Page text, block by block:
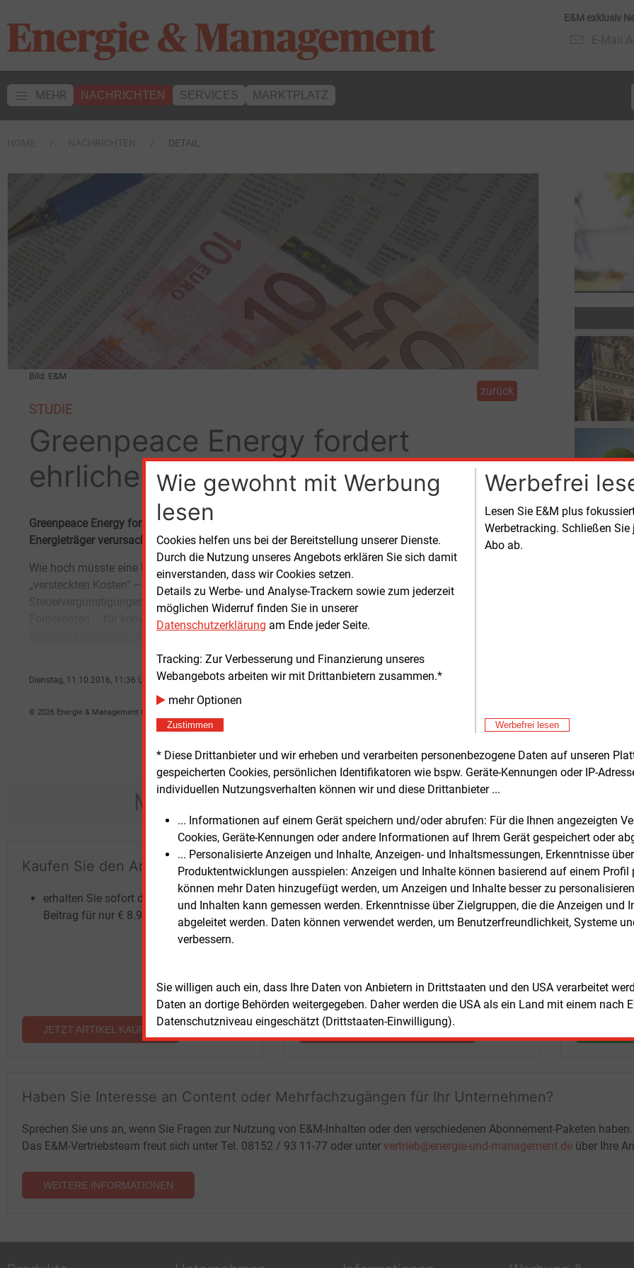
E&M exklusiv
MEHR NACHRICHTEN SERVICES MARKTPLATZ
DETAIL
Wie gewohnt mit Werbung
lesen
Cookies helfen uns bei der Bereitstellung unserer Dienste.
Durch die Nutzung unseres Angebots erklären Sie sich damit
einverstanden, dass wir Cookies setzen.
Details zu Werbe- und Analyse-Trackern sowie zum jederzeit
möglichen Widerruf finden Sie in unserer
Datenschutzerklärung am Ende jeder Seite.
Tracking: Zur Verbesserung und Finanzierung unseres
Webangebots arbeiten wir mit Drittanbietern zusammen.*
mehr Optionen
Zustimmen
Werbefrei
Lesen Sie E&M plus
Werbetracking. Schließen
Abo ab.
Werbefrei lesen
* Diese Drittanbieter und wir erheben und verarbeiten personenbezogene Daten auf unseren
gespeicherten Cookies, persönlichen Identifikatoren wie bspw. Geräte-Kennungen oder IP-
individuellen Nutzungsverhalten können wir und diese Drittanbieter ...
... Informationen auf einem Gerät speichern und/oder abrufen: Für die Ihnen angezeigten
Cookies, Geräte-Kennungen oder andere Informationen auf Ihrem Gerät gespeichert oder
... Personalisierte Anzeigen und Inhalte, Anzeigen- und Inhaltsmessungen, Erkenntnisse
Produktentwicklungen ausspielen: Anzeigen und Inhalte können basierend auf einem Profil
können mehr Daten hinzugefügt werden, um Anzeigen und Inhalte besser zu
und Inhalten kann gemessen werden. Erkenntnisse über Zielgruppen, die die Anzeigen und
abgeleitet werden. Daten können verwendet werden, um Benutzerfreundlichkeit, Systeme
verbessern.
Sie willigen auch ein, dass Ihre Daten von Anbietern in Drittstaaten und den USA verarbeitet
Daten an dortige Behörden weitergegeben. Daher werden die USA als ein Land mit einem nach
Datenschutzniveau eingeschätzt (Drittstaaten-Einwilligung).
Bild: E&M
zurück
STUDIE
Greenpeace Energy fordert
ehrliche Kostendebatte
Greenpeace Energy fordert mehr Transparenz bei den „versteckten“ Kosten, die konventionelle
Energieträger verursachen. Denn diese würden sich 2017 auf 38 Mrd. Euro belaufen.
Wie hoch müsste eine Umlage sein, wenn die
„versteckten Kosten“ – zum Beispiel
Steuervergünstigungen und gesellschaftliche
Folgekosten – für konventionelle
Strompreis mit eingerechnet werden würden?
Damit hat sich das Forum Ökologisch-Soziale
Marktwirtschaft (FÖS) im Auftrag des
Ökoenergieanbieters Greenpeace Energy
beschäftigt. He
Dienstag, 11.10.2016, 11:36 Uhr
© 2026 Energie & Management GmbH
Möchten Sie diese und weitere Nachrichten
Kaufen Sie den Artikel
erhalten Sie sofort diesen redaktionellen
Beitrag für nur € 8.93
JETZT ARTIKEL KAUFEN
Testen SieE&M
kostenlos
und unverbindlich
Zwei Wochen kostenfreier Zugang
+ einmal täglich E&M daily
+ zwei Ausgaben der Zeitung E&M
ohne automatische Verlängerung
JETZT KOSTENLOS TESTEN
Login
Haben Sie Interesse an Content oder Mehrfachzugängen für Ihr Unternehmen?
Sprechen Sie uns an, wenn Sie Fragen zur Nutzung von E&M-Inhalten oder den verschiedenen Abonnement-Paketen haben.
Das E&M-Vertriebsteam freut sich unter Tel. 08152 / 93 11-77 oder unter vertrieb@energie-und-management.de über Ihre
WEITERE INFORMATIONEN